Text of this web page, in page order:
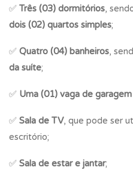
✅ Três (03) dormitórios,
dois (02) quartos simples;
✅ Quatro (04) banheiros,
da suíte;
✅ Uma (01) vaga de
✅ Sala de TV, que pode ser
escritório;
✅ Sala de estar e jantar;